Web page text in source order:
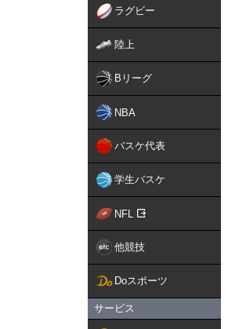
ラグビー
陸上
Bリーグ
NBA
バスケ代表
学生バスケ
NFL
他競技
Doスポーツ
サービス